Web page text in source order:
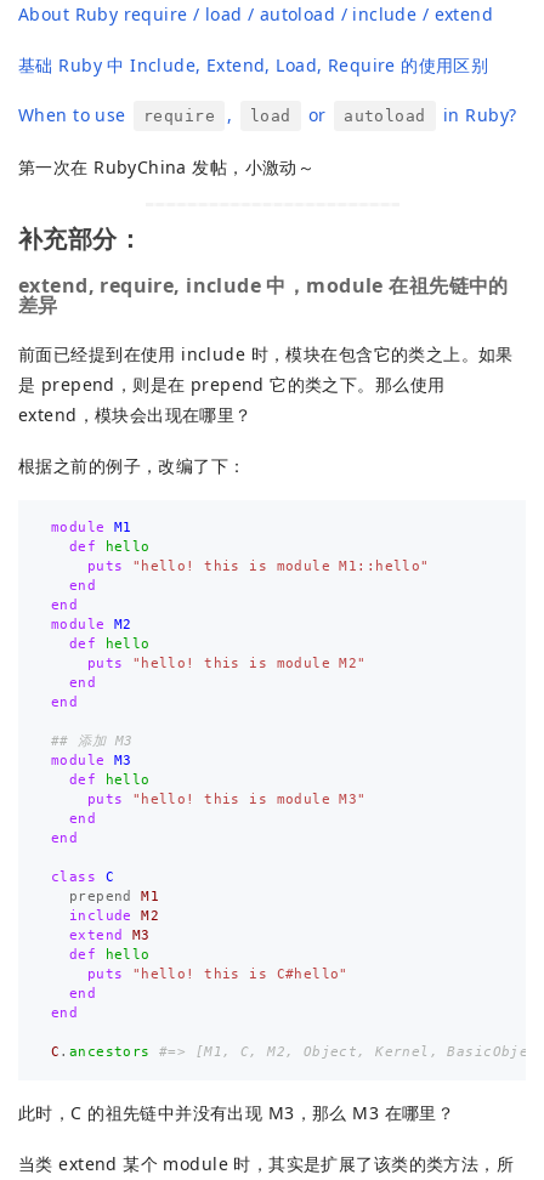
About Ruby require / load / autoload / include / extend
基础 Ruby 中 Include, Extend, Load, Require 的使用区别
When to use require , load or autoload in Ruby?
第一次在 RubyChina 发帖，小激动～
补充部分：
extend, require, include 中，module 在祖先链中的
差异
前面已经提到在使用 include 时，模块在包含它的类之上。如果
是 prepend，则是在 prepend 它的类之下。那么使用
extend，模块会出现在哪里？
根据之前的例子，改编了下：
module
M1
def
hello
puts
"hello! this is module M1::hello"
end
end
module
M2
def
hello
puts
"hello! this is module M2"
end
end
## 添加 M3
module
M3
def
hello
puts
"hello! this is module M3"
end
end
class
C
prepend
M1
include
M2
extend
M3
def
hello
puts
"hello! this is C#hello"
end
end
C . ancestors #=> [M1, C, M2, Object, Kernel,
此时，C 的祖先链中并没有出现 M3，那么 M3 在哪里？
当类 extend 某个 module 时，其实是扩展了该类的类方法，所